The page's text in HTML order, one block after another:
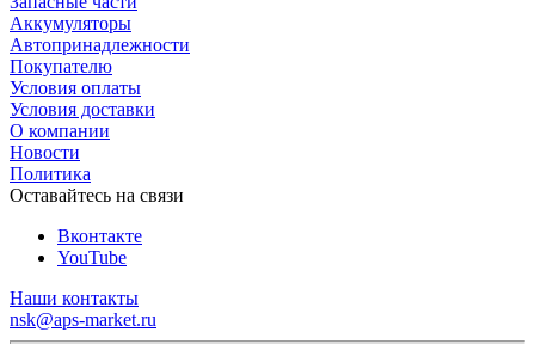
Аккумуляторы
Автопринадлежности
Покупателю
Условия оплаты
Условия доставки
О компании
Новости
Политика
Оставайтесь на связи
Вконтакте
YouTube
Наши контакты
nsk@aps-market.ru